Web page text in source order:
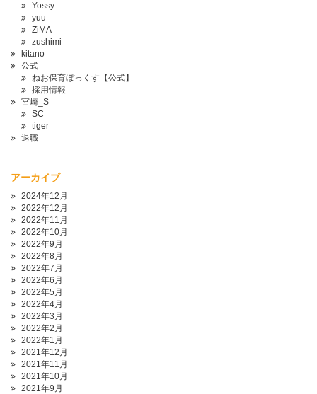
Yossy
yuu
ZiMA
zushimi
kitano
公式
ねお保育ぼっくす【公式】
採用情報
宮崎_S
SC
tiger
退職
アーカイブ
2024年12月
2022年12月
2022年11月
2022年10月
2022年9月
2022年8月
2022年7月
2022年6月
2022年5月
2022年4月
2022年3月
2022年2月
2022年1月
2021年12月
2021年11月
2021年10月
2021年9月